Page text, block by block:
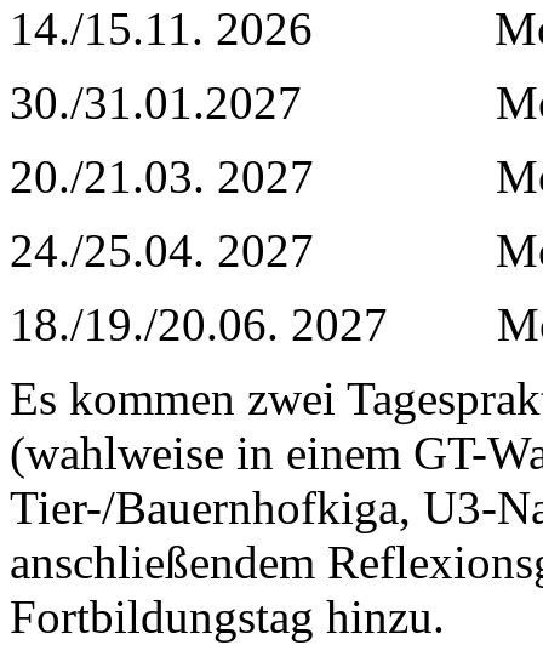
14./15.11. 2026
30./31.01.2027
20./21.03. 2027
24./25.04. 2027
18./19./20.06. 2027
Es kommen zwei
(wahlweise in einem GT-
Tier-/Bauernhofkiga, U3-
anschließendem
Fortbildungstag hinzu.